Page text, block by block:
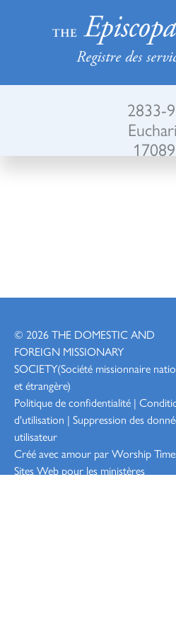
Registre des
2833-
© 2026THE DOMESTIC AND
FOREIGN MISSIONARY
SOCIETY(Société missionnaire
et étrangère)
Politique de confidentialité |
d'utilisation | Suppression des
utilisateur
Créé avec amour par Worship
Sites Web pour les ministères